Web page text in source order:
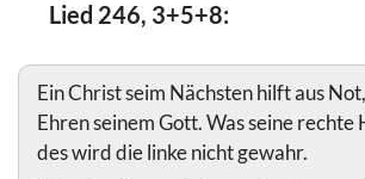
Lied 246, 3+5+8:
Ein Christ seim Nächsten hilft aus
Ehren seinem Gott. Was seine rechte
des wird die linke nicht gewahr.